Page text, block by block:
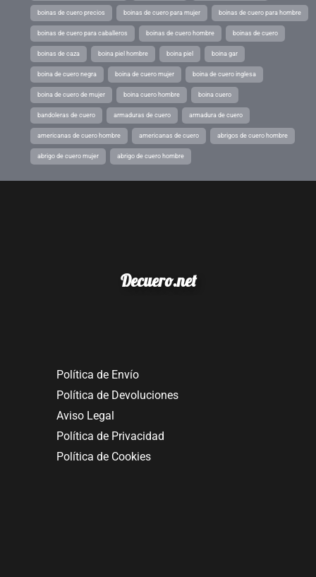
boinas de cuero precios boinas de cuero para mujer boinas de cuero para hombre
boinas de cuero para caballeros boinas de cuero hombre boinas de cuero
boinas de caza boina piel hombre boina piel boina gar
boina de cuero negra boina de cuero mujer boina de cuero inglesa
boina de cuero de mujer boina cuero hombre boina cuero
bandoleras de cuero armaduras de cuero armadura de cuero
americanas de cuero hombre americanas de cuero abrigos de cuero hombre
abrigo de cuero mujer abrigo de cuero hombre
Decuero.net
Política de Envío
Política de Devoluciones
Aviso Legal
Política de Privacidad
Política de Cookies